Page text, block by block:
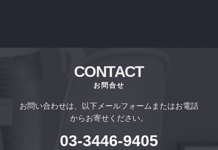
CONTACT
お問合せ
お問い合わせは、以下メールフォームまたはお電話
からお寄せください。
03-3446-9405